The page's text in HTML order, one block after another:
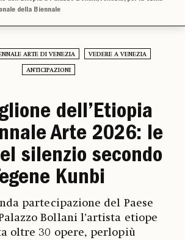
della Biennale
ARTE DI VENEZIA VEDERE A VENEZIA
ANTICIPAZIONI
dell’Etiopia
Arte 2026: le
silenzio secondo
Kunbi
partecipazione del Paese
Bollani l’artista etiope
oltre 30 opere, perlopiù